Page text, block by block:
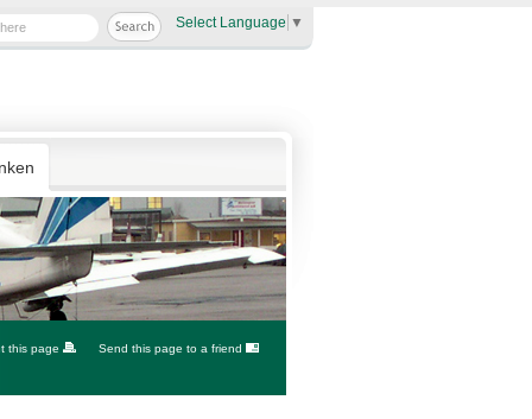
Select Language ▼
this page Send this page to a friend